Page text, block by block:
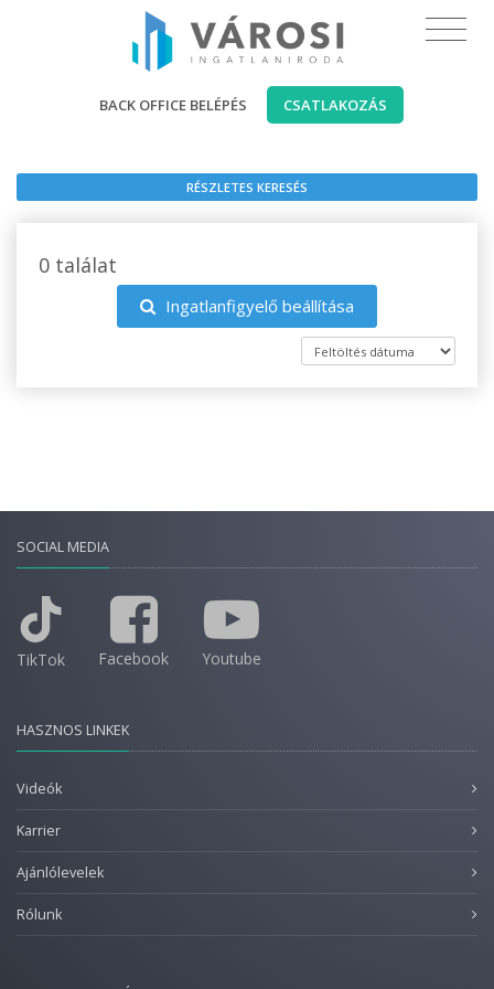
BACK OFFICE BELÉPÉS CSATLAKOZÁS
RÉSZLETES KERESÉS
0 találat
Ingatlanfigyelő beállítása
SOCIAL MEDIA
TikTok Facebook Youtube
HASZNOS LINKEK
Videók
Karrier
Ajánlólevelek
Rólunk